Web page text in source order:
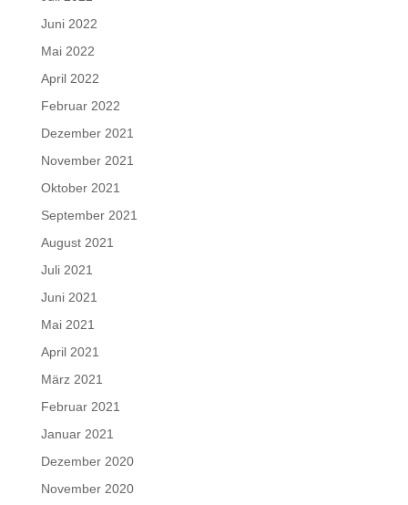
Juni 2022
Mai 2022
April 2022
Februar 2022
Dezember 2021
November 2021
Oktober 2021
September 2021
August 2021
Juli 2021
Juni 2021
Mai 2021
April 2021
März 2021
Februar 2021
Januar 2021
Dezember 2020
November 2020